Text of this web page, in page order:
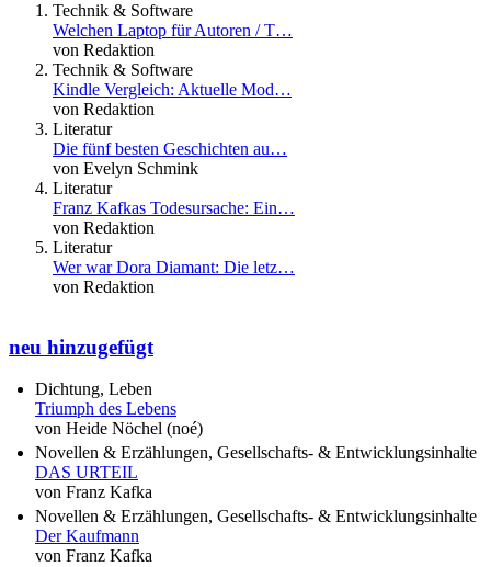
Technik & Software
Welchen Laptop für Autoren / T…
von Redaktion
Technik & Software
Kindle Vergleich: Aktuelle Mod…
von Redaktion
Literatur
Die fünf besten Geschichten au…
von Evelyn Schmink
Literatur
Franz Kafkas Todesursache: Ein…
von Redaktion
Literatur
Wer war Dora Diamant: Die letz…
von Redaktion
neu hinzugefügt
Dichtung, Leben
Triumph des Lebens
von Heide Nöchel (noé)
Novellen & Erzählungen, Gesellschafts- & Entwicklungsinhalte
DAS URTEIL
von Franz Kafka
Novellen & Erzählungen, Gesellschafts- & Entwicklungsinhalte
Der Kaufmann
von Franz Kafka